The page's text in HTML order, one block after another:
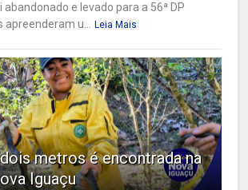
e levado para a 56ª DP
apreenderam u... Leia Mais
metros é encontrada na
Iguaçu